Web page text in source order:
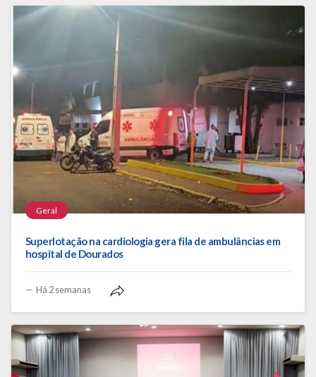
Geral
Superlotação na cardiologia gera fila de ambulâncias em
hospital de Dourados
Há 2 semanas